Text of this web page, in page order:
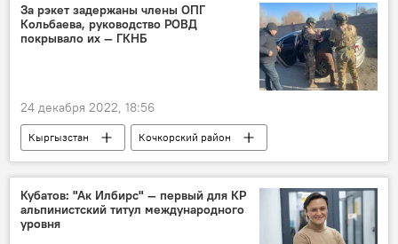
За рэкет задержаны члены ОПГ
Кольбаева, руководство РОВД
покрывало их — ГКНБ
24 декабря 2022, 18:56
Кыргызстан
Кочкорский район
ОПГ
Камчы Кольбаев
кафе
угрозы
фото
Кубатов: "Ак Илбирс" — первый для КР
альпинистский титул международного
уровня